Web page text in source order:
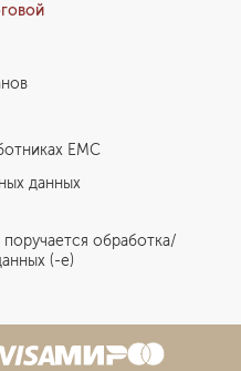
EMC
данных
обработка/
(-е)